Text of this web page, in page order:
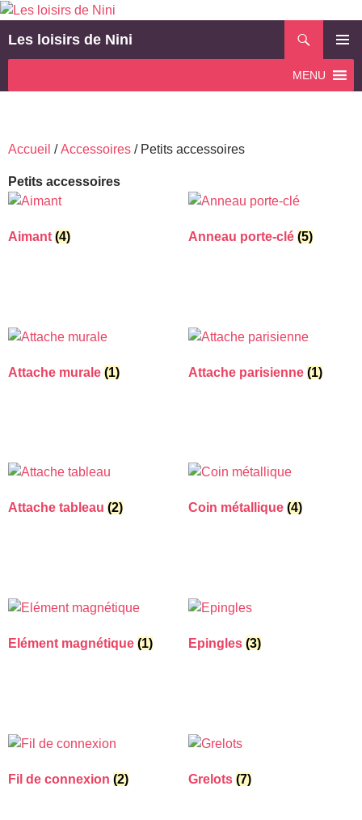
Aller
contenu
Les loisirs de Nini
MENU
MENU
Accueil /Accessoires / Petits accessoires
Petits accessoires
Aimant (4) Anneau porte-clé (5)
Attache murale (1) Attache parisienne (1)
Attache tableau (2) Coin métallique (4)
Elément magnétique (1) Epingles (3)
Fil de connexion (2) Grelots (7)